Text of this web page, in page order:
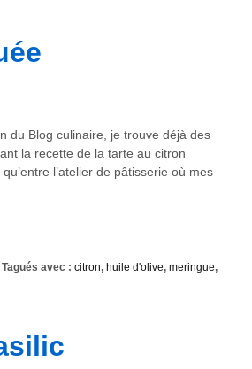
du Blog culinaire, je trouve déjà des
la recette de la tarte au citron
l’atelier de pâtisserie où mes
Tagués avec : citron, huile d'olive, meringue,